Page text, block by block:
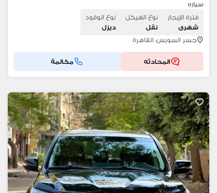
سياره
فترة الإيجار
شهرى
نوع الهيكل
نقل
نوع الوقود
ديزل
جسر السويس، القاهرة
المحادثه مكالمة